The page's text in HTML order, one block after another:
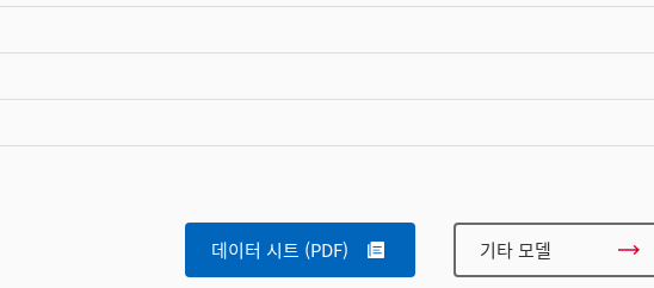
데이터 시트 (PDF) 기타 모델